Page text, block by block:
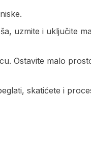
uzmite i uključite
Ostavite malo
skatićete i